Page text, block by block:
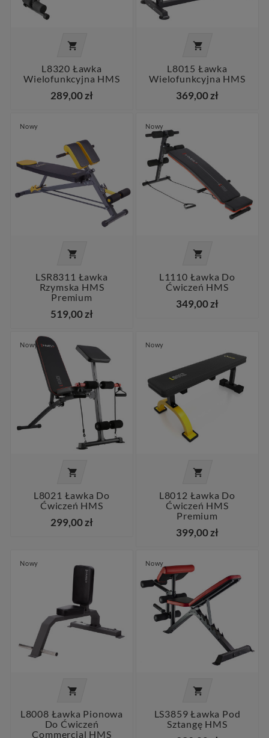

L8320 Ławka
Wielofunkcyjna HMS
289,00 zł

L8015 Ławka
Wielofunkcyjna HMS
369,00 zł
Nowy

LSR8311 Ławka
Rzymska HMS
Premium
519,00 zł
Nowy

L1110 Ławka Do
Ćwiczeń HMS
349,00 zł
Nowy

L8021 Ławka Do
Ćwiczeń HMS
299,00 zł
Nowy

L8012 Ławka Do
Ćwiczeń HMS
Premium
399,00 zł
Nowy

L8008 Ławka Pionowa
Do Ćwiczeń
Commercial HMS
Nowy

LS3859 Ławka Pod
Sztangę HMS